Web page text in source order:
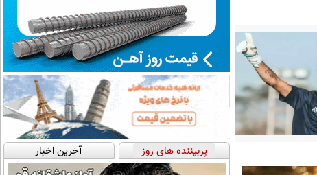
پربیننده های روز آخرین اخبار